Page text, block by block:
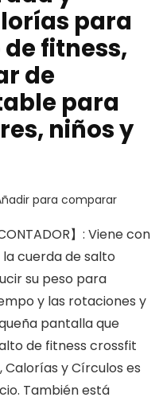
para
fitness,
de
para
niños y
para comparar
】: Viene con
cuerda de salto
su peso para
y las rotaciones y
pantalla que
de fitness crossfit
y Círculos es
También está